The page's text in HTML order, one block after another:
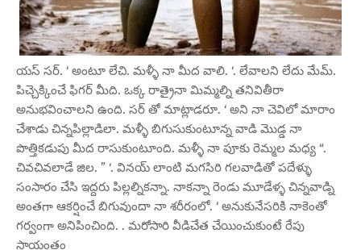
యస్ సర్. ‘ అంటూ లేచి. మళ్ళీ నా మీద వాలి. ‘. లేవాలని లేదు మేమ్.
పిచ్చెక్కించే ఫిగర్ మీది. ఒక్క రాత్రైనా మిమ్మల్ని తనివితీరా
అనుభవించాలని ఉంది. సర్ తో మాట్లాడరూ. ‘ అని నా చెవిలో మారాం
చేశాడు చిన్నపిల్లాడిలా. మళ్ళీ బిగుసుకుంటూన్న వాడి మొడ్డ నా
పొత్తికడుపు మీద రాసుకుంటూంది. మళ్ళీ నా పూకు రెమ్మల మధ్య “.
చివచివలాడే జిల. ” ‘. వినయ్ లాంటి మగసిరి గలవాడితో పదేళ్ళు
సంసారం చేసి ఇద్దరు పిల్లల్నికన్నా. నాకన్నా రెండు మూడేళ్ళ చిన్నవాడ్ని
అంతగా ఆకర్షించే బిగువుందా నా శరీరంలో. ‘ అనుకునేసరికి నాకెంతో
గర్వంగా అనిపించింది. . మరోసారి వీడిచేత చేయించుకుంటే రేపు
సాయంత్రం